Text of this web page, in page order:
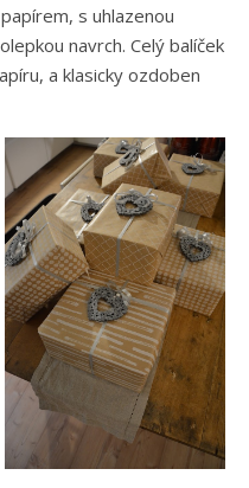
s uhlazenou
navrch. Celý balíček
a klasicky ozdoben